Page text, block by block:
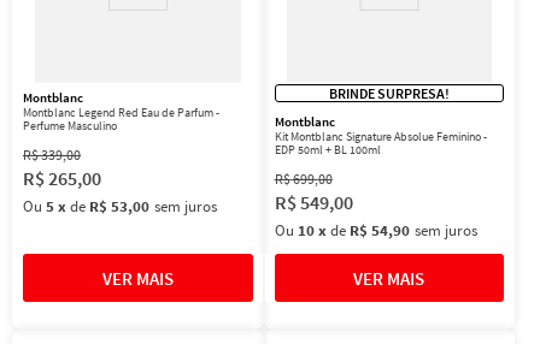
Montblanc
Montblanc Legend Red Eau de Parfum -
Perfume Masculino
R$339,00
R$265,00
Ou 5xde R$ 53,00 sem juros
BRINDE SURPRESA!
Montblanc
Kit Montblanc Signature Absolue Feminino -
EDP 50ml + BL 100ml
R$699,00
R$549,00
Ou 10 xde R$ 54,90 sem juros